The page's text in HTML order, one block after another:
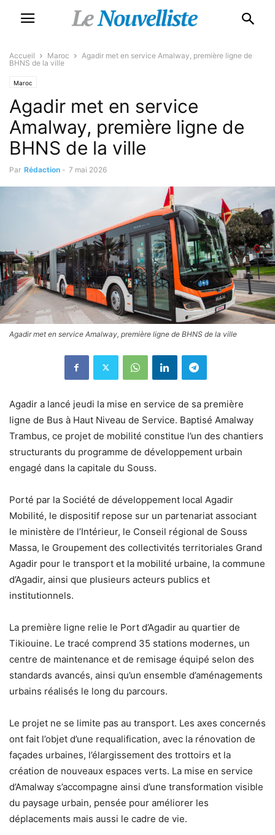
Accueil Maroc
Agadir met en service Amalway, première ligne de
BHNS de la ville
Maroc
Agadir met en service
Amalway, première ligne de
BHNS de la ville
Par Rédaction - 7 mai 2026
Agadir met en service Amalway, première ligne de BHNS de la ville
Agadir a lancé jeudi la mise en service de sa première
ligne de Bus à Haut Niveau de Service. Baptisé Amalway
Trambus, ce projet de mobilité constitue l’un des chantiers
structurants du programme de développement urbain
engagé dans la capitale du Souss.
Porté par la Société de développement local Agadir
Mobilité, le dispositif repose sur un partenariat associant
le ministère de l’Intérieur, le Conseil régional de Souss
Massa, le Groupement des collectivités territoriales Grand
Agadir pour le transport et la mobilité urbaine, la commune
d’Agadir, ainsi que plusieurs acteurs publics et
institutionnels.
La première ligne relie le Port d’Agadir au quartier de
Tikiouine. Le tracé comprend 35 stations modernes, un
centre de maintenance et de remisage équipé selon des
standards avancés, ainsi qu’un ensemble d’aménagements
urbains réalisés le long du parcours.
Le projet ne se limite pas au transport. Les axes concernés
ont fait l’objet d’une requalification, avec la rénovation de
façades urbaines, l’élargissement des trottoirs et la
création de nouveaux espaces verts. La mise en service
d’Amalway s’accompagne ainsi d’une transformation visible
du paysage urbain, pensée pour améliorer les
déplacements mais aussi le cadre de vie.